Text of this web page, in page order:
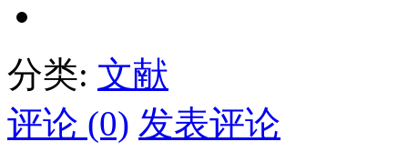
分类: 文献
评论 (0) 发表评论